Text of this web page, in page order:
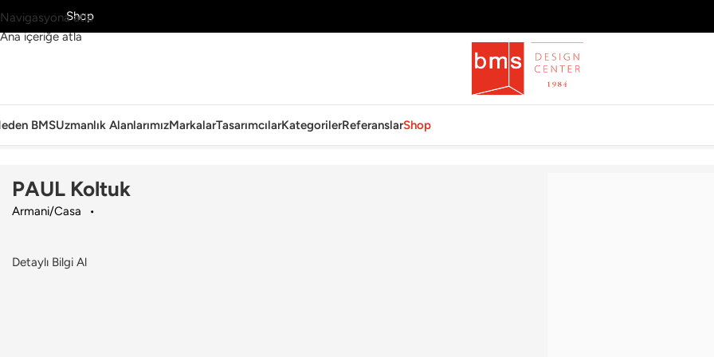
Navigasyona atla
Ana içeriğe atla
KeşfetShop
BMSUzmanlık AlanlarımızMarkalarTasarımcılarKategorilerReferanslarShop
Ana Sayfa›Ev›Koltuk & Berjer› Armani/Casa›PAUL Koltuk
PAUL Koltuk
Armani/Casa
Detaylı Bilgi Al